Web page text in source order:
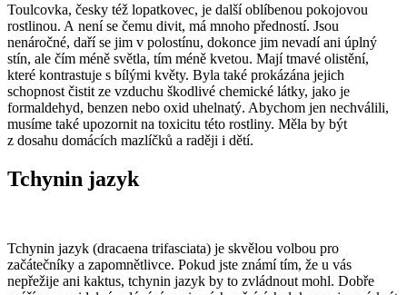
Toulcovka, česky též lopatkovec, je další oblíbenou pokojovou
rostlinou. A není se čemu divit, má mnoho předností. Jsou
nenáročné, daří se jim v polostínu, dokonce jim nevadí ani úplný
stín, ale čím méně světla, tím méně kvetou. Mají tmavé olistění,
které kontrastuje s bílými květy. Byla také prokázána jejich
schopnost čistit ze vzduchu škodlivé chemické látky, jako je
formaldehyd, benzen nebo oxid uhelnatý. Abychom jen nechválili,
musíme také upozornit na toxicitu této rostliny. Měla by být
z dosahu domácích mazlíčků a raději i dětí.
Tchynin jazyk
Tchynin jazyk (dracaena trifasciata) je skvělou volbou pro
začátečníky a zapomnětlivce. Pokud jste známí tím, že u vás
nepřežije ani kaktus, tchynin jazyk by to zvládnout mohl. Dobře